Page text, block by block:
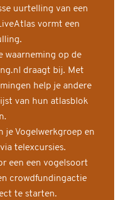
uurtelling van een
vormt een
waarneming op de
draagt bij. Met
help je andere
van hun atlasblok
je Vogelwerkgroep en
telexcursies.
een een vogelsoort
crowdfundingactie
te starten.